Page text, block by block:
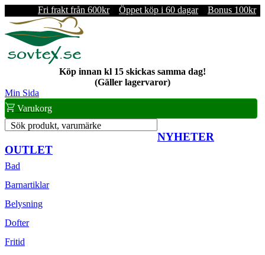
Fri frakt från 600kr Öppet köp i 60 dagar Bonus 100kr
Köp innan kl 15 skickas samma dag!
(Gäller lagervaror)
Min Sida
Varukorg
Sök produkt, varumärke
NYHETER
OUTLET
Bad
Barnartiklar
Belysning
Dofter
Fritid